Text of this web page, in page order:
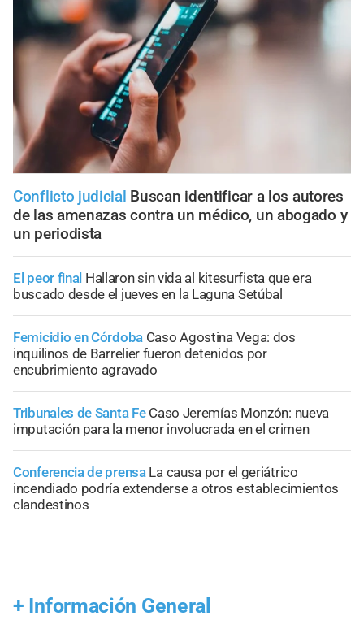
Conflicto judicial Buscan identificar a los autores
de las amenazas contra un médico, un abogado y
un periodista
El peor final Hallaron sin vida al kitesurfista que era
buscado desde el jueves en la Laguna Setúbal
Femicidio en Córdoba Caso Agostina Vega: dos
inquilinos de Barrelier fueron detenidos por
encubrimiento agravado
Tribunales de Santa Fe Caso Jeremías Monzón: nueva
imputación para la menor involucrada en el crimen
Conferencia de prensa La causa por el geriátrico
incendiado podría extenderse a otros establecimientos
clandestinos
+ Información General